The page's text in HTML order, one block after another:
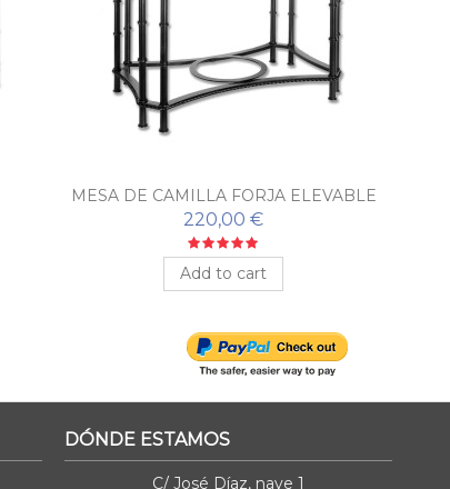
MESA DE CAMILLA FORJA ELEVABLE
CÓRDOBA
220,00 €
Add to cart
DÓNDE ESTAMOS
C/ José Díaz, nave 1